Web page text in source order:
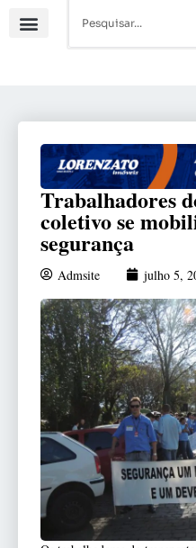
Trabalhadores
coletivo se
segurança
Admsite julho 5,